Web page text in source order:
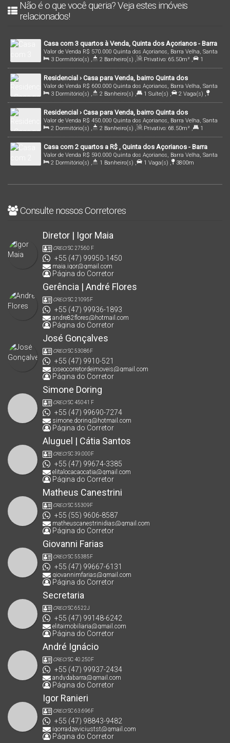
Não é o que você queria? Veja estes imóveis
relacionados!
Casa com 3 quartos à Venda, Quinta dos Açorianos - Barra
Velha
R$ 570.000
Valor de Venda
Quinta dos Açorianos, Barra Velha, Santa
Catarina, Brasil
3 Dormitório(s) , 2 Banheiro(s) , Privativo: 65.50m² ,
1
Vaga(s) , 3100mDistância do Mar , Terreno: 348.00m²
Residencial › Casa para Venda, bairro Quinta dos
Açorianos , em Barra Velha /SC | Cód.: 2668
R$ 600.000
Valor de Venda
Quinta dos Açorianos, Barra Velha, Santa
Catarina, Brasil
3 Dormitório(s) , 2 Banheiro(s) , 1 Suíte(s) , 2 Vaga(s) ,
3000mDistância do Mar
Residencial › Casa para Venda, bairro Quinta dos
Açorianos, em Barra Velha/SC | Cód.: 2862
R$ 450.000
Valor de Venda
Quinta dos Açorianos, Barra Velha, Santa
Catarina, Brasil
2 Dormitório(s) , 2 Banheiro(s) , Privativo: 68.50m² ,
1
Suíte(s) , 1 Vaga(s) , 4900mDistância do Mar
Casa com 2 quartos a R$ , Quinta dos Açorianos - Barra
Velha | Cód. 2875
R$ 590.000
Valor de Venda
Quinta dos Açorianos, Barra Velha, Santa
Catarina, Brasil
2 Dormitório(s) , 1 Banheiro(s) , 1 Vaga(s) ,
3800m
Consulte nossos Corretores
Diretor | Igor Maia
CRECISC 27560 F
+55 (47) 99950-1450
maia.igor@gmail.com
Página do Corretor
Gerência | André Flores
CRECISC 21095F
+55 (47) 99936-1893
andre82flores@hotmail.com
Página do Corretor
José Gonçalves
CRECISC 53086F
+55 (47) 9910-521
joseocorretordeimoveis@gmail.com
Página do Corretor
Simone Doring
CRECISC 45041 F
+55 (47) 99690-7274
simone.doring@hotmail.com
Página do Corretor
Aluguel | Cátia Santos
CRECISC 39.000F
+55 (47) 99674-3385
elitalocacaocatia@gmail.com
Página do Corretor
Matheus Canestrini
CRECISC 55309F
+55 (55) 9606-8587
matheuscanestrinidias@gmail.com
Página do Corretor
Giovanni Farias
CRECISC 55385F
+55 (47) 99667-6131
giovannimfarias@gmail.com
Página do Corretor
Secretaria
CRECISC 6522J
+55 (47) 99148-6242
elitaimobiliaria@gmail.com
Página do Corretor
André Ignácio
CRECISC 40.250F
+55 (47) 99937-2434
andydabarra@gmail.com
Página do Corretor
Igor Ranieri
CRECISC 63.696F
+55 (47) 98843-9482
igorradzeviciustst@gmail.com
Página do Corretor